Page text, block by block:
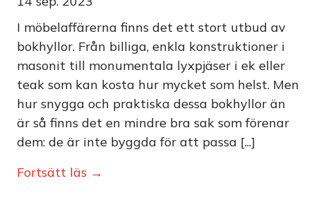
I möbelaffärerna finns det ett stort utbud av
bokhyllor. Från billiga, enkla konstruktioner i
masonit till monumentala lyxpjäser i ek eller
teak som kan kosta hur mycket som helst. Men
hur snygga och praktiska dessa bokhyllor än
är så finns det en mindre bra sak som förenar
dem: de är inte byggda för att passa [...]
Fortsätt läs →